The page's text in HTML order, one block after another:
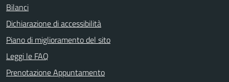
Bilanci
Dichiarazione di accessibilità
Piano di miglioramento del sito
Leggi le FAQ
Prenotazione Appuntamento